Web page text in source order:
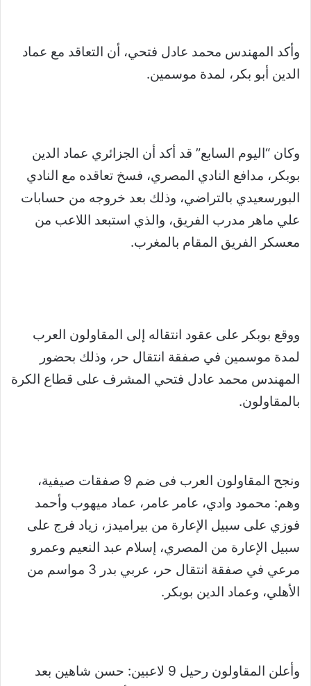
وأكد المهندس محمد عادل فتحي، أن التعاقد مع عماد
الدين أبو بكر، لمدة موسمين.
وكان “اليوم السابع” قد أكد أن الجزائري عماد الدين
بوبكر، مدافع النادي المصري، فسخ تعاقده مع النادي
البورسعيدي بالتراضي، وذلك بعد خروجه من حسابات
علي ماهر مدرب الفريق، والذي استبعد اللاعب من
معسكر الفريق المقام بالمغرب.
ووقع بوبكر على عقود انتقاله إلى المقاولون العرب
لمدة موسمين في صفقة انتقال حر، وذلك بحضور
المهندس محمد عادل فتحي المشرف على قطاع الكرة
بالمقاولون.
ونجح المقاولون العرب فى ضم 9 صفقات صيفية،
وهم: محمود وادي، عامر عامر، عماد ميهوب وأحمد
فوزي على سبيل الإعارة من بيراميدز، زياد فرج على
سبيل الإعارة من المصري، إسلام عبد النعيم وعمرو
مرعي في صفقة انتقال حر، عربي بدر 3 مواسم من
الأهلي، وعماد الدين بوبكر.
وأعلن المقاولون رحيل 9 لاعبين: حسن شاهين بعد